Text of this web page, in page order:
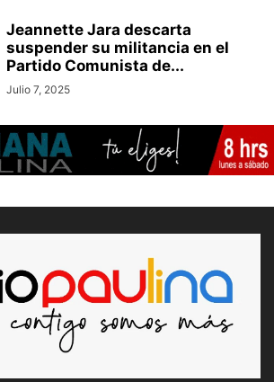
Jeannette Jara descarta
suspender su militancia en el
Partido Comunista de...
Julio 7, 2025